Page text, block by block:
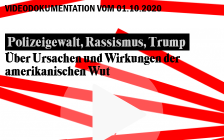
VIDEODOKUMENTATION VOM 01.10.2020
Polizeigewalt, Rassismus, Trump
Über Ursachen und Wirkungen der
amerikanischen Wut